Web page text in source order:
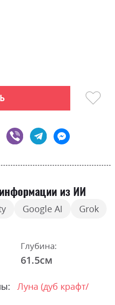
из ИИ
Google AI Grok
Глубина:
61.5см
Луна (дуб крафт/